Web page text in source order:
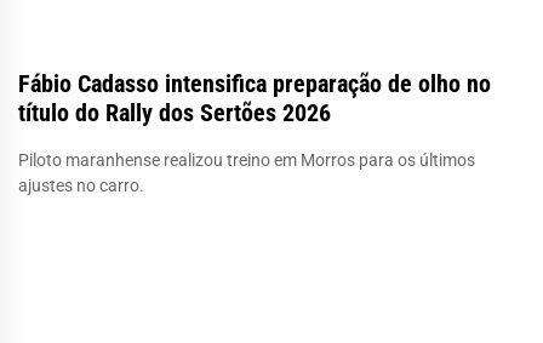
Fábio Cadasso intensifica preparação de olho no
título do Rally dos Sertões 2026
Piloto maranhense realizou treino em Morros para os últimos
ajustes no carro.